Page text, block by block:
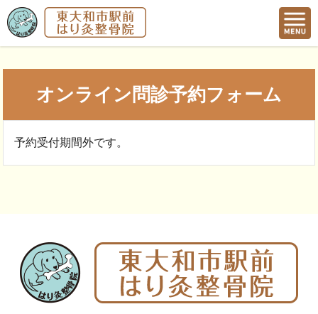
オンライン問診予約フォーム
予約受付期間外です。